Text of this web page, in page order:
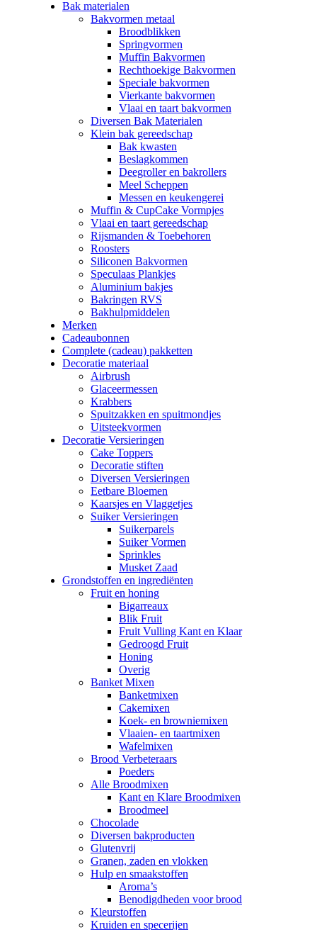
Bak materialen
Bakvormen metaal
Broodblikken
Springvormen
Muffin Bakvormen
Rechthoekige Bakvormen
Speciale bakvormen
Vierkante bakvormen
Vlaai en taart bakvormen
Diversen Bak Materialen
Klein bak gereedschap
Bak kwasten
Beslagkommen
Deegroller en bakrollers
Meel Scheppen
Messen en keukengerei
Muffin & CupCake Vormpjes
Vlaai en taart gereedschap
Rijsmanden & Toebehoren
Roosters
Siliconen Bakvormen
Speculaas Plankjes
Aluminium bakjes
Bakringen RVS
Bakhulpmiddelen
Merken
Cadeaubonnen
Complete (cadeau) pakketten
Decoratie materiaal
Airbrush
Glaceermessen
Krabbers
Spuitzakken en spuitmondjes
Uitsteekvormen
Decoratie Versieringen
Cake Toppers
Decoratie stiften
Diversen Versieringen
Eetbare Bloemen
Kaarsjes en Vlaggetjes
Suiker Versieringen
Suikerparels
Suiker Vormen
Sprinkles
Musket Zaad
Grondstoffen en ingrediënten
Fruit en honing
Bigarreaux
Blik Fruit
Fruit Vulling Kant en Klaar
Gedroogd Fruit
Honing
Overig
Banket Mixen
Banketmixen
Cakemixen
Koek- en browniemixen
Vlaaien- en taartmixen
Wafelmixen
Brood Verbeteraars
Poeders
Alle Broodmixen
Kant en Klare Broodmixen
Broodmeel
Chocolade
Diversen bakproducten
Glutenvrij
Granen, zaden en vlokken
Hulp en smaakstoffen
Aroma’s
Benodigdheden voor brood
Kleurstoffen
Kruiden en specerijen